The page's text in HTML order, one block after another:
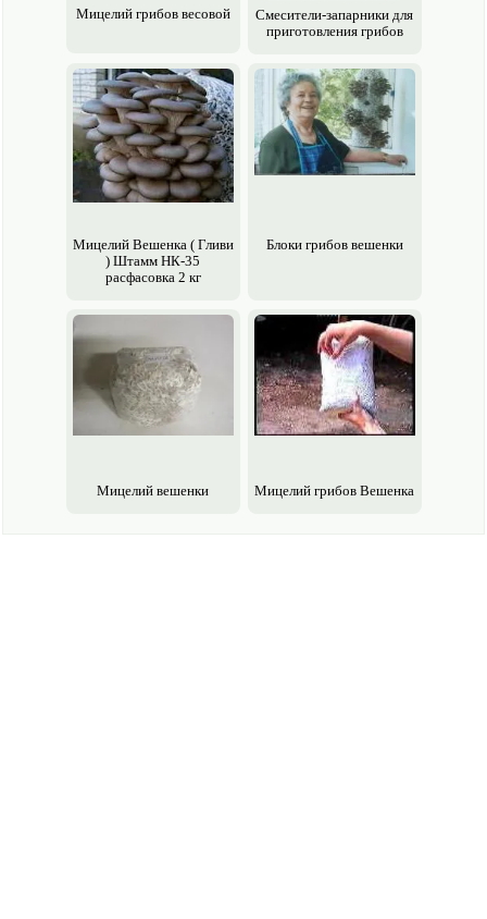
Мицелий грибов весовой
Смесители-запарники для
приготовления грибов
Мицелий Вешенка ( Гливи
) Штамм НК-35
расфасовка 2 кг
Блоки грибов вешенки
Мицелий вешенки Мицелий грибов Вешенка